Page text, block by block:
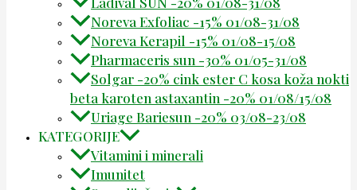
Noreva Exfoliac -15% 01/08-31/08
Noreva Kerapil -15% 01/08-15/08
Pharmaceris sun -30% 01/05-31/08
Solgar -20% cink ester C kosa koža nokti
beta karoten astaxantin -20% 01/08/15/08
Uriage Bariesun -20% 03/08-23/08
KATEGORIJE
Vitamini i minerali
Imunitet